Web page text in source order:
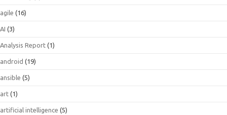
agile (16)
AI (3)
Analysis Report (1)
android (19)
ansible (5)
art (1)
artificial intelligence (5)